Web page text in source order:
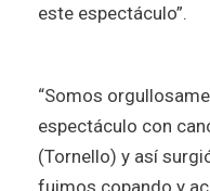
este espectáculo”.
“Somos
espectáculo con
(Tornello) y así
fuimos copando y